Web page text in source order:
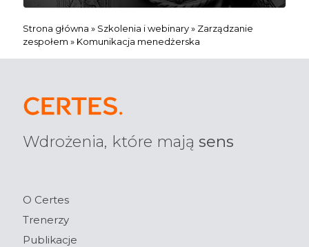
Strona główna » Szkolenia i webinary» Zarządzanie
zespołem » Komunikacja menedżerska
Wdrożenia, które mają sens
O Certes
Trenerzy
Publikacje